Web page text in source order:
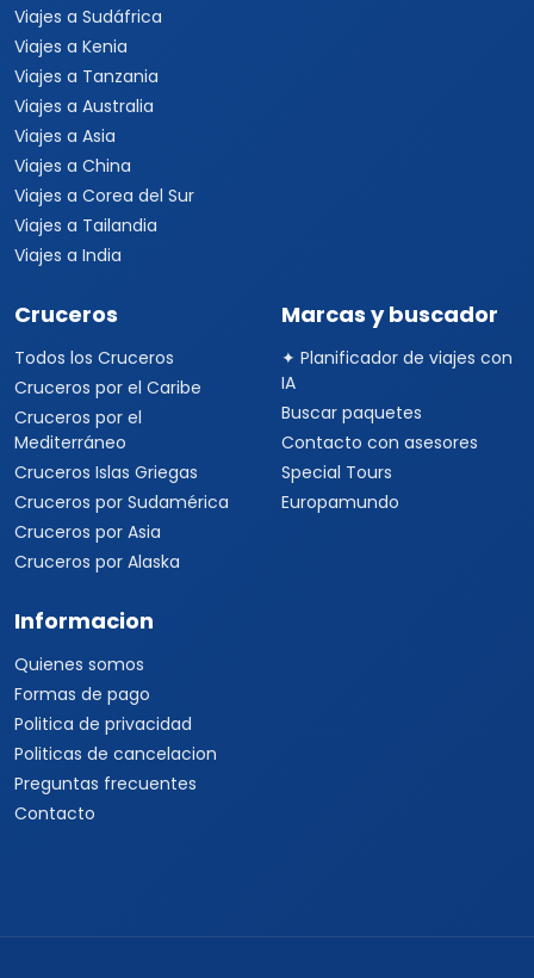
Viajes a Sudáfrica
Viajes a Kenia
Viajes a Tanzania
Viajes a Australia
Viajes a Asia
Viajes a China
Viajes a Corea del Sur
Viajes a Tailandia
Viajes a India
Cruceros
Todos los Cruceros
Cruceros por el Caribe
Cruceros por el
Mediterráneo
Cruceros Islas Griegas
Cruceros por Sudamérica
Cruceros por Asia
Cruceros por Alaska
Marcas y buscador
✦ Planificador de viajes con
IA
Buscar paquetes
Contacto con asesores
Special Tours
Europamundo
Informacion
Quienes somos
Formas de pago
Politica de privacidad
Politicas de cancelacion
Preguntas frecuentes
Contacto